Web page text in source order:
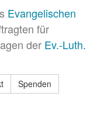
Evangelischen
für
der Ev.-Luth.
Spenden